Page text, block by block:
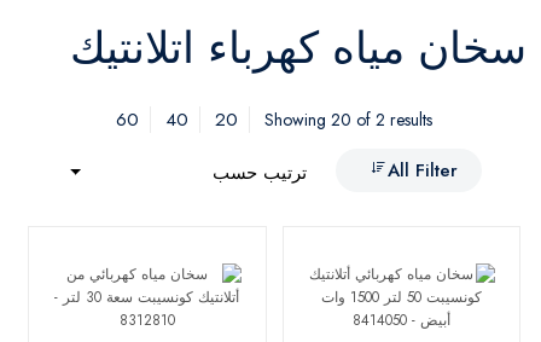
سخان مياه كهرباء اتلانتيك
Showing 20 of 2 results
20
40
60
All Filter
ترتيب حسب